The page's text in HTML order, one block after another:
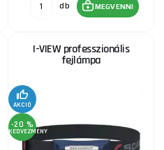
db MEGVENNI
I-VIEW professzionális
fejlámpa
AKCIÓ
-20 %
KEDVEZMÉNY